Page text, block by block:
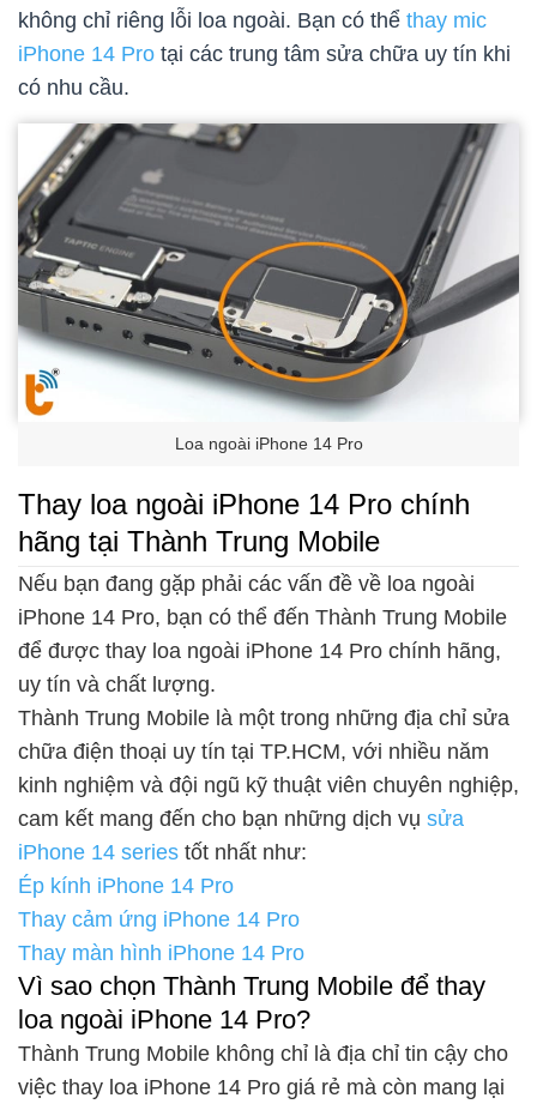
không chỉ riêng lỗi loa ngoài. Bạn có thể thay mic
iPhone 14 Pro tại các trung tâm sửa chữa uy tín khi
có nhu cầu.
Loa ngoài iPhone 14 Pro
Thay loa ngoài iPhone 14 Pro chính
hãng tại Thành Trung Mobile
Nếu bạn đang gặp phải các vấn đề về loa ngoài
iPhone 14 Pro, bạn có thể đến Thành Trung Mobile
để được thay loa ngoài iPhone 14 Pro chính hãng,
uy tín và chất lượng.
Thành Trung Mobile là một trong những địa chỉ sửa
chữa điện thoại uy tín tại TP.HCM, với nhiều năm
kinh nghiệm và đội ngũ kỹ thuật viên chuyên nghiệp,
cam kết mang đến cho bạn những dịch vụ sửa
iPhone 14 series tốt nhất như:
Ép kính iPhone 14 Pro
Thay cảm ứng iPhone 14 Pro
Thay màn hình iPhone 14 Pro
Vì sao chọn Thành Trung Mobile để thay
loa ngoài iPhone 14 Pro?
Thành Trung Mobile không chỉ là địa chỉ tin cậy cho
việc thay loa iPhone 14 Pro giá rẻ mà còn mang lại